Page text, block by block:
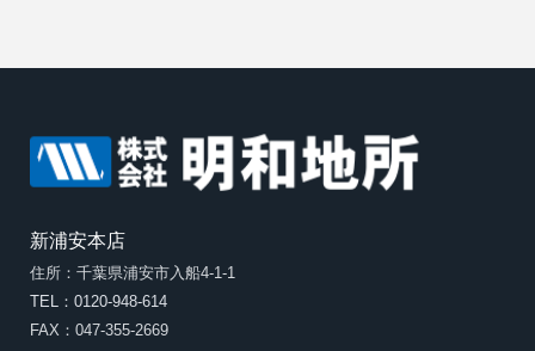
新浦安本店
住所：千葉県浦安市入船4-1-1
TEL：0120-948-614
FAX：047-355-2669